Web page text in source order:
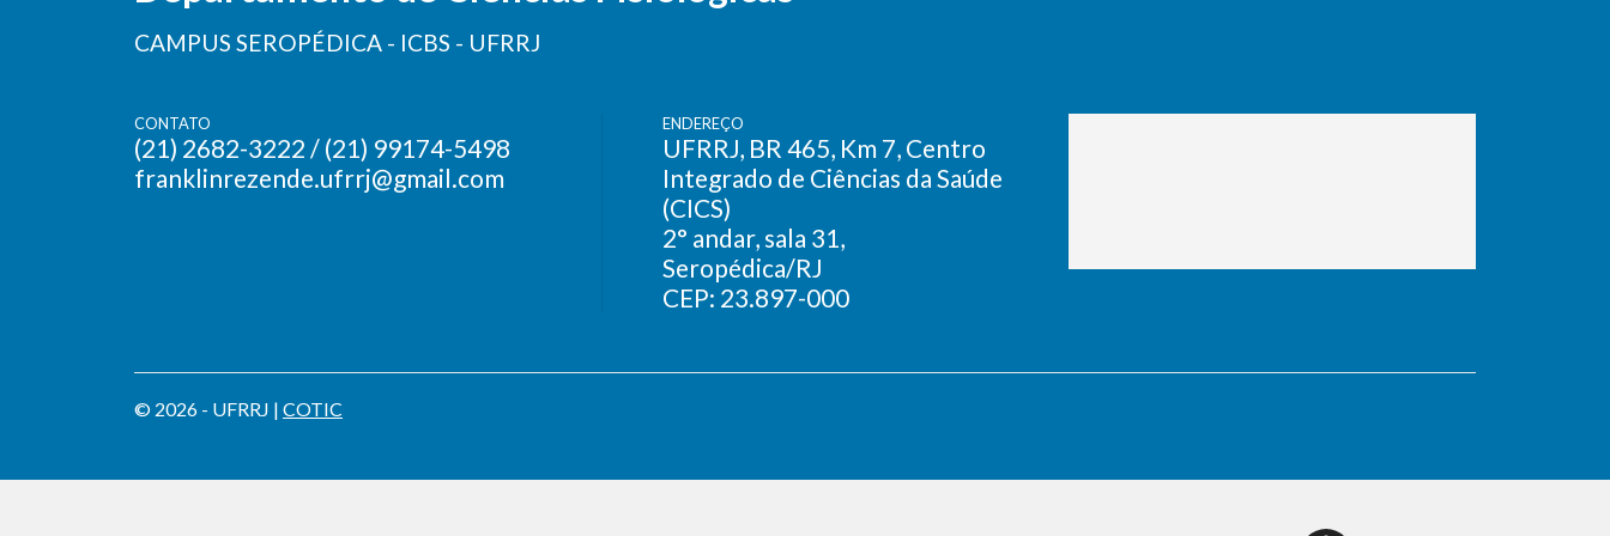
CAMPUS SEROPÉDICA - ICBS - UFRRJ
CONTATO
(21) 2682-3222 / (21) 99174-5498
franklinrezende.ufrrj@gmail.com
ENDEREÇO
UFRRJ, BR 465, Km 7, Centro
Integrado de Ciências da Saúde
(CICS)
2° andar, sala 31,
Seropédica/RJ
CEP: 23.897-000
© 2026 - UFRRJ | COTIC